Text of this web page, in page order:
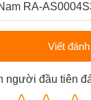
RA-
Viết
người đầu tiên